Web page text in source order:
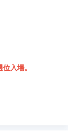
入場。